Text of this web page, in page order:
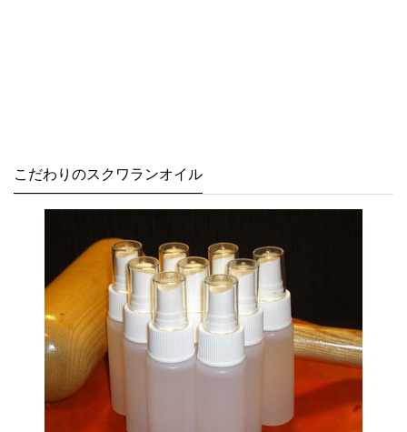
こだわりのスクワランオイル